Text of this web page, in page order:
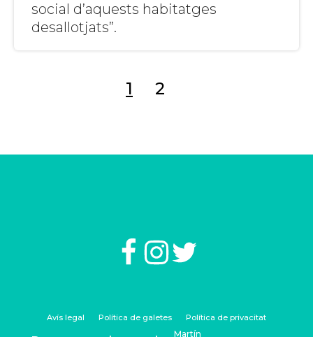
social d’aquests habitatges
desallotjats”.
1 2
Avís legal Política de galetes Política de privacitat
© 2023 David Martín